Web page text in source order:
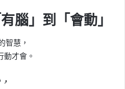
腦」到「會動」
智慧，
才會。